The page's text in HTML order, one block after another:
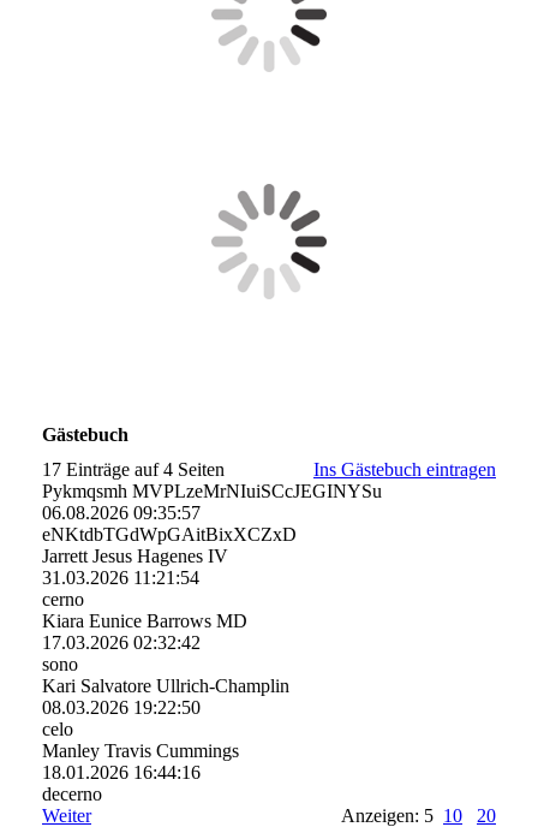
Gästebuch
17 Einträge auf 4 Seiten
Ins Gästebuch eintragen
Pykmqsmh MVPLzeMrNIuiSCcJEGINYSu
06.08.2026 09:35:57
eNKtdbTGdWpGAitBixXCZxD
Jarrett Jesus Hagenes IV
31.03.2026 11:21:54
cerno
Kiara Eunice Barrows MD
17.03.2026 02:32:42
sono
Kari Salvatore Ullrich-Champlin
08.03.2026 19:22:50
celo
Manley Travis Cummings
18.01.2026 16:44:16
decerno
Weiter
Anzeigen: 5 10 20